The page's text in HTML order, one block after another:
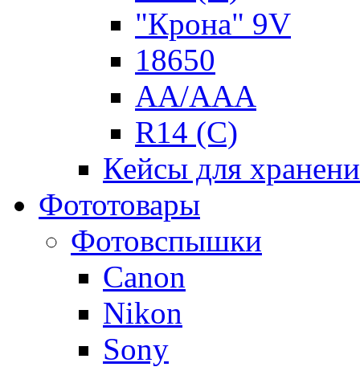
"Крона" 9V
18650
AA/AAA
R14 (C)
Кейсы для
Фототовары
Фотовспышки
Canon
Nikon
Sony